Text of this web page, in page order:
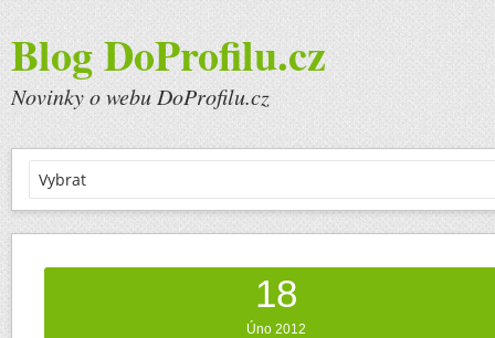
Blog DoProfilu.cz
Novinky o webu DoProfilu.cz
18
Úno 2012